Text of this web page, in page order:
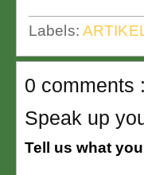
Labels:
0 comments :
Speak up
Tell us what